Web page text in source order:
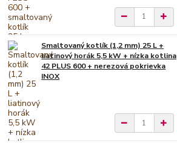
Smaltovaný kotlík (1,2 mm) 25 L +
liatinový horák 5,5 kW + nízka kotlina
42 PLUS 600 + nerezová pokrievka
INOX